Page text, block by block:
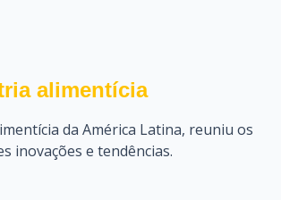
alimentícia
da América Latina, reuniu os
inovações e tendências.